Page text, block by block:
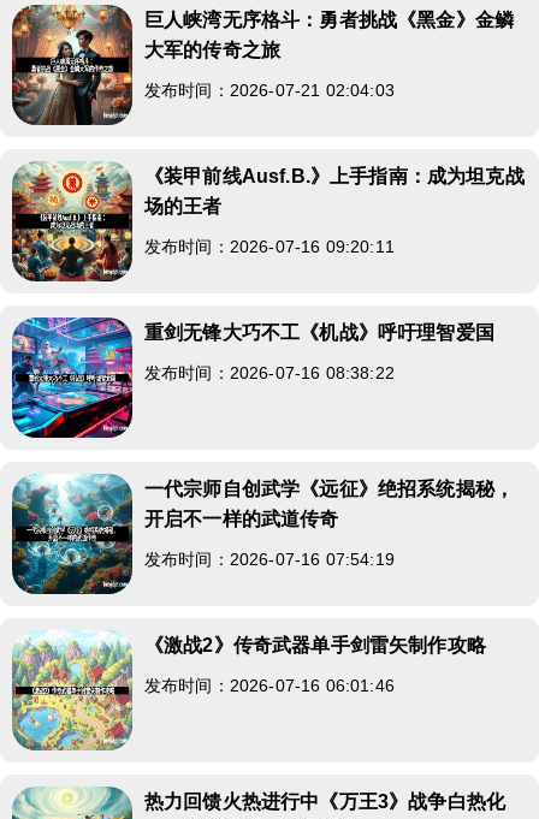
巨人峡湾无序格斗：勇者挑战《黑金》金鳞
大军的传奇之旅
发布时间：2026-07-21 02:04:03
《装甲前线Ausf.B.》上手指南：成为坦克战
场的王者
发布时间：2026-07-16 09:20:11
重剑无锋大巧不工《机战》呼吁理智爱国
发布时间：2026-07-16 08:38:22
一代宗师自创武学《远征》绝招系统揭秘，
开启不一样的武道传奇
发布时间：2026-07-16 07:54:19
《激战2》传奇武器单手剑雷矢制作攻略
发布时间：2026-07-16 06:01:46
热力回馈火热进行中《万王3》战争白热化